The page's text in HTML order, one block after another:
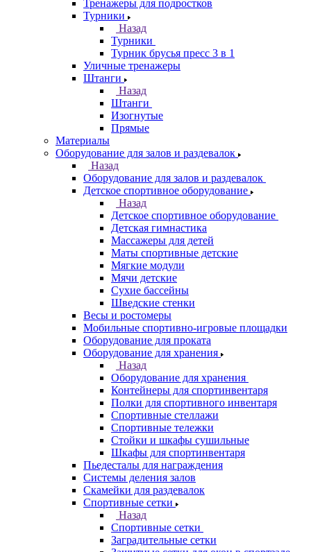
Тренажеры для подростков
Турники
Назад
Турники
Турник брусья пресс 3 в 1
Уличные тренажеры
Штанги
Назад
Штанги
Изогнутые
Прямые
Материалы
Оборудование для залов и раздевалок
Назад
Оборудование для залов и раздевалок
Детское спортивное оборудование
Назад
Детское спортивное оборудование
Детская гимнастика
Массажеры для детей
Маты спортивные детские
Мягкие модули
Мячи детские
Сухие бассейны
Шведские стенки
Весы и ростомеры
Мобильные спортивно-игровые площадки
Оборудование для проката
Оборудование для хранения
Назад
Оборудование для хранения
Контейнеры для спортинвентаря
Полки для спортивного инвентаря
Спортивные стеллажи
Спортивные тележки
Стойки и шкафы сушильные
Шкафы для спортинвентаря
Пьедесталы для награждения
Системы деления залов
Скамейки для раздевалок
Спортивные сетки
Назад
Спортивные сетки
Заградительные сетки